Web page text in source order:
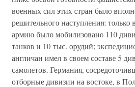
военных сил этих стран было
решительного наступления: только
армию было мобилизовано 110
танков и 10 тыс. орудий;
англичан имел в своем составе 5
самолетов. Германия,
отборные дивизии на востоке, в